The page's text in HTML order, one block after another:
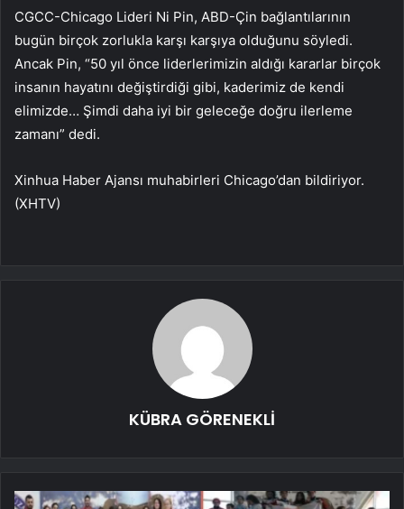
CGCC-Chicago Lideri Ni Pin, ABD-Çin bağlantılarının
bugün birçok zorlukla karşı karşıya olduğunu söyledi.
Ancak Pin, “50 yıl önce liderlerimizin aldığı kararlar birçok
insanın hayatını değiştirdiği gibi, kaderimiz de kendi
elimizde… Şimdi daha iyi bir geleceğe doğru ilerleme
zamanı” dedi.
Xinhua Haber Ajansı muhabirleri Chicago’dan bildiriyor.
(XHTV)
KÜBRA GÖRENEKLİ